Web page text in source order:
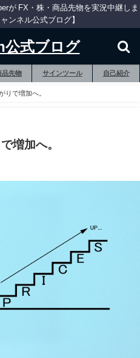
が FX・株・商品先物を実況中継しま
ンネル公式ブログ】
公式ブログ
品先物 サインツール 自己紹介
りで増加へ。
増加へ。